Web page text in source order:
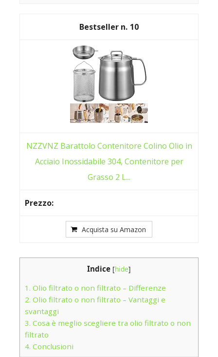
10
NZZVNZ Barattolo Contenitore Colino Olio in
Acciaio Inossidabile 304, Contenitore per
Grasso 2 L...
Acquista su Amazon
Indice [hide]
1. Olio filtrato o non filtrato – Differenze
2. Olio filtrato o non filtrato – Vantaggi e
svantaggi
3. Cosa è meglio scegliere tra olio filtrato o non
filtrato
4. Conclusioni